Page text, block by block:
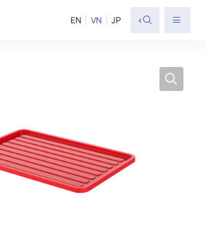
EN VN JP <